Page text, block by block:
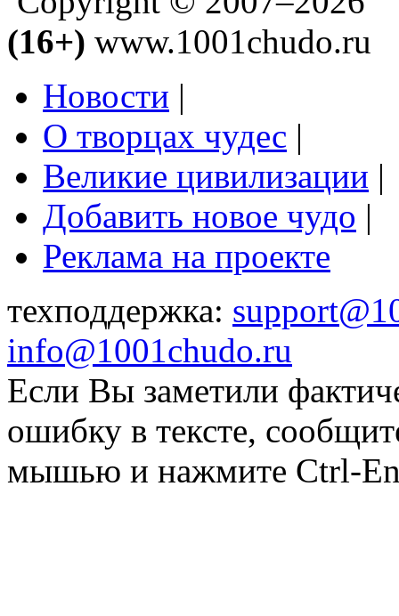
(16+) www.1001chudo.ru
Новости |
О творцах чудес |
Великие цивилизации |
Добавить новое чудо |
Реклама на проекте
техподдержка:
info@1001chudo.ru
Если Вы заметили
ошибку в тексте,
мышью и нажмите Ctrl-